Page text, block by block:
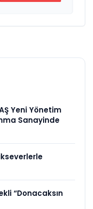
Yeni Yönetim
Sanayinde
“Donacaksın